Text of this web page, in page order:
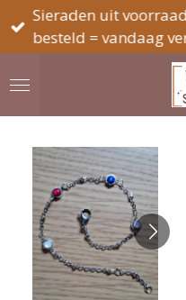
Ga
direct
de
Sieraden uit
besteld = vandaag